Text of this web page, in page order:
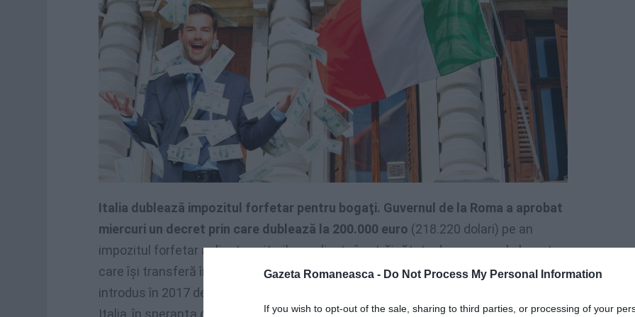
Gazeta Romaneasca - Do Not Process My Personal Information
If you wish to opt-out of the sale, sharing to third parties, or processing of your
Italia dublează impozitul forfetar pentru bogaţi. Guvernul de la Roma a aprobat
miercuri un decret prin care dublează la 200.000 euro (218.220 dolari) pe an
impozitul forfetar aplicat veniturilor realizate în străinătate de persoanele bogate
care îşi transferă în Italia reşedinţa fiscală, transmite Reuters. Stimulentul,
introdus în 2017 de Guvernul de centru-stânga, era menit să atragă bogaţii spre